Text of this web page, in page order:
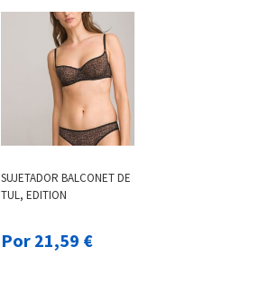
SUJETADOR BALCONET DE
TUL, EDITION
Por 21,59 €